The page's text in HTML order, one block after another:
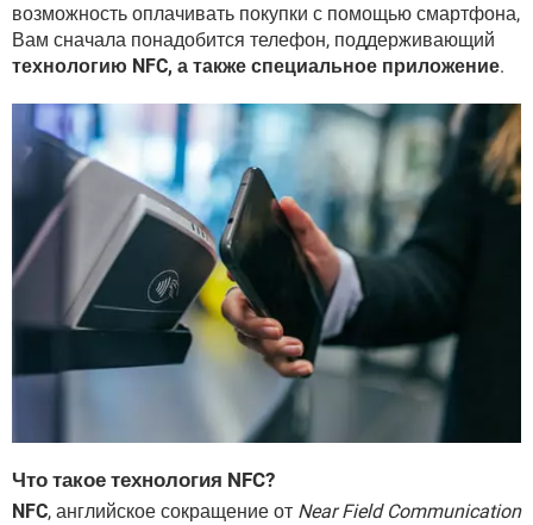
возможность оплачивать покупки с помощью смартфона,
Вам сначала понадобится телефон, поддерживающий
технологию NFC, а также специальное приложение.
Что такое технология NFC?
NFC, английское сокращение от Near Field Communication